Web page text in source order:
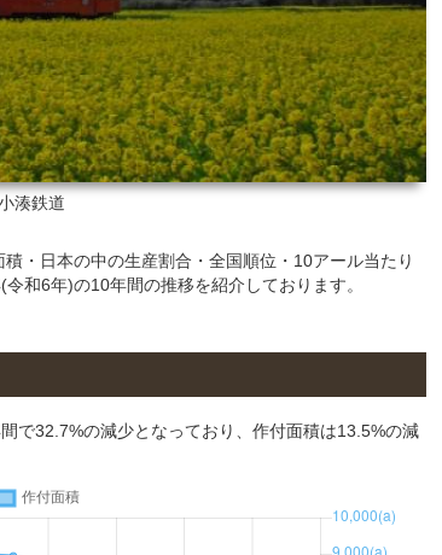
湊鉄道
・日本の中の生産割合・全国順位・10アール当たり
和6年)の10年間の推移を紹介しております。
で32.7%の減少となっており、作付面積は13.5%の減